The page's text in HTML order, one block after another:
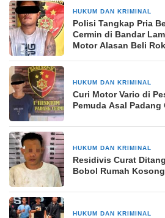
HUKUM DAN KRIMINAL
Polisi Tangkap Pria
Cermin di Bandar
Motor Alasan Beli
HUKUM DAN KRIMINAL
Curi Motor Vario di
Pemuda Asal Padang
HUKUM DAN KRIMINAL
Residivis Curat
Bobol Rumah
HUKUM DAN KRIMINAL